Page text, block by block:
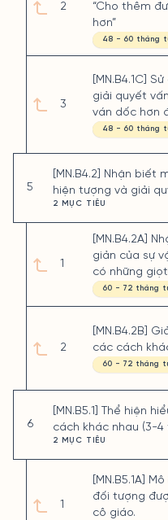
2
3
“Cho thêm
hơn”
48 - 60 tháng
[MN.B4.1C]
giải quyết
ván dốc hơn
48 - 60 tháng
5
[MN.B4.2] Nhận biết
hiện tượng và giải
2 MỤC TIÊU
1
2
[MN.B4.2A]
giản của sự
có những
60 - 72 tháng
[MN.B4.2B]
các cách
60 - 72 tháng
6
[MN.B5.1] Thể hiện
cách khác nhau (3-4
2 MỤC TIÊU
1
[MN.B5.1A]
đối tượng
cô giáo.